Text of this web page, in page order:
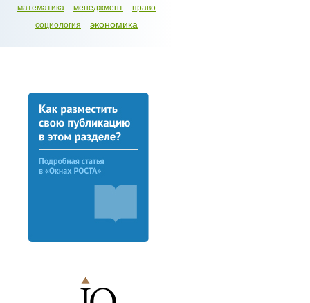
математика
менеджмент
право
социология
экономика